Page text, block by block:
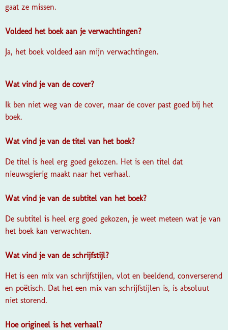
gaat ze missen.
Voldeed het boek aan je verwachtingen?
Ja, het boek voldeed aan mijn verwachtingen.
Wat vind je van de cover?
Ik ben niet weg van de cover, maar de cover past goed bij het
boek.
Wat vind je van de titel van het boek?
De titel is heel erg goed gekozen. Het is een titel dat
nieuwsgierig maakt naar het verhaal.
Wat vind je van de subtitel van het boek?
De subtitel is heel erg goed gekozen, je weet meteen wat je van
het boek kan verwachten.
Wat vind je van de schrijfstijl?
Het is een mix van schrijfstijlen, vlot en beeldend, converserend
en poëtisch. Dat het een mix van schrijfstijlen is, is absoluut
niet storend.
Hoe origineel is het verhaal?